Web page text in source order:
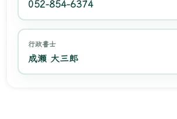
052-854-6374
行政書士
成瀬 大三郎